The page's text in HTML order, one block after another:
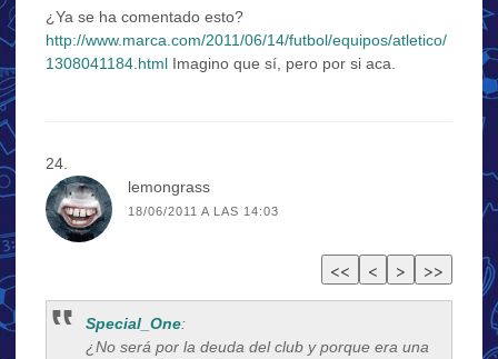
¿Ya se ha comentado esto?
http://www.marca.com/2011/06/14/futbol/equipos/atletico/
1308041184.html Imagino que sí, pero por si aca.
lemongrass
18/06/2011 A LAS 14:03
Special_One:
¿No será por la deuda del club y porque era una